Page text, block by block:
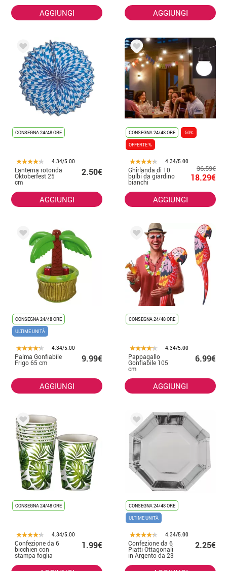
AGGIUNGI AGGIUNGI
CONSEGNA 24/48 ORE
4.34/5.00
Lanterna rotonda
Oktoberfest 25
cm
2.50€
AGGIUNGI
CONSEGNA 24/48 ORE
-50%
OFFERTE %
4.34/5.00
Ghirlanda di 10
bulbi da giardino
bianchi
36.59€
18.29€
AGGIUNGI
CONSEGNA 24/48 ORE
ULTIME UNITÀ
4.34/5.00
Palma Gonfiabile
Frigo 65 cm 9.99€
AGGIUNGI
CONSEGNA 24/48 ORE
4.34/5.00
Pappagallo
Gonfiabile 105
cm
6.99€
AGGIUNGI
CONSEGNA 24/48 ORE
4.34/5.00
Confezione da 6
bicchieri con
stampa foglia
1.99€
CONSEGNA 24/48 ORE
ULTIME UNITÀ
4.34/5.00
Confezione da 6
Piatti Ottagonali
in Argento da 23
2.25€